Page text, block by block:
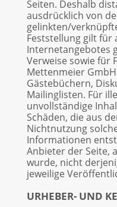
Seiten. Deshalb
ausdrücklich von
gelinkten/
Feststellung gilt für
Internetangebotes
Verweise sowie für
Mettenmeier
Gästebüchern,
Mailinglisten. Für
unvollständige
Schäden, die aus
Nichtnutzung
Informationen
Anbieter der Seite,
wurde, nicht
jeweilige
URHEBER- UND